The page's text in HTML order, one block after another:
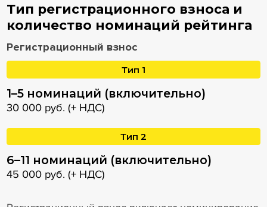
Тип регистрационного взноса и
количество номинаций рейтинга
Регистрационный взнос
Тип 1
1–5 номинаций (включительно)
30 000 руб. (+ НДС)
Тип 2
6–11 номинаций (включительно)
45 000 руб. (+ НДС)